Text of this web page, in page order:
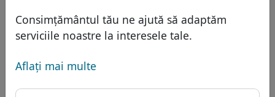
Consimțământul tău ne ajută să adaptăm
serviciile noastre la interesele tale.
Aflaţi mai multe
Domenii asiatice
Domenii europene
Domeniile din Orientul Mijlociu
Reduceri
Transfer
Protecţia ID
Gazduire DNS
FAQ